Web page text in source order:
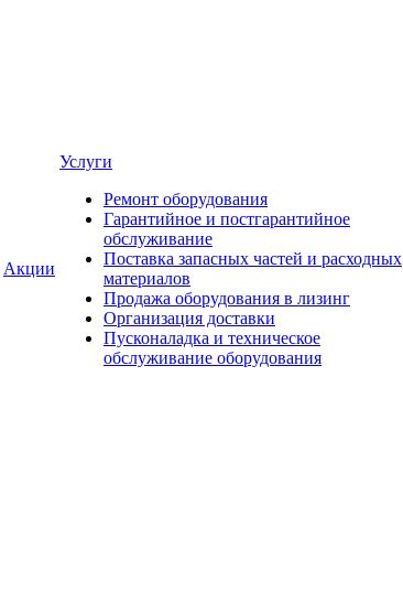
Акции
Услуги
Ремонт оборудования
Гарантийное и постгарантийное
обслуживание
Поставка запасных частей и расходных
материалов
Продажа оборудования в лизинг
Организация доставки
Пусконаладка и техническое
обслуживание оборудования